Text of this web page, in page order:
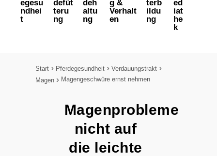
egesu
ndhei
t
defüt
teru
ng
deh
altu
ng
g &
Verhalt
en
terb
ildu
ng
ed
iat
he
k
Start Pferdegesundheit
Verdauungstrakt
Magen
Magengeschwüre ernst nehmen
Magenprobleme
nicht auf
die leichte